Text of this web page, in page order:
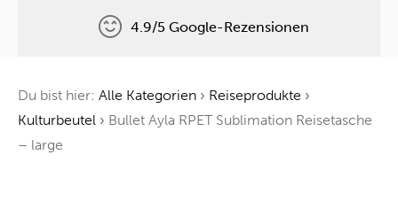
Ein Baum für jede Bestellung
4.9/5 Google-Rezensionen
Du bist hier: Alle Kategorien › Reiseprodukte ›
Kulturbeutel › Bullet Ayla RPET Sublimation Reisetasche
– large